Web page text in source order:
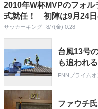
2010年W杯MVPのフォル
式就任！ 初陣は9月24日
サッカーキング 8/7(金) 0:28
台風13号
も追われる
FNNプライムオ
ファウチ